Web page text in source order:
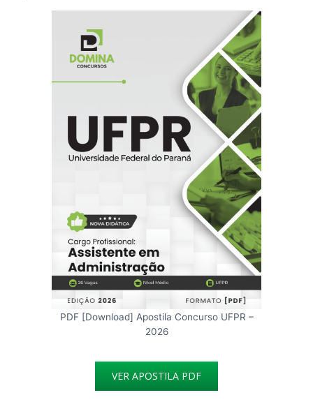
PDF [Download] Apostila Concurso UFPR –
2026
VER APOSTILA PDF